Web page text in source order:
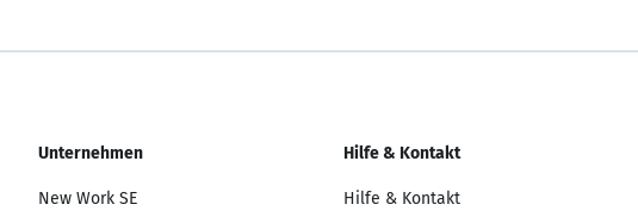
Unternehmen
New Work SE
Hilfe & Kontakt
Hilfe & Kontakt